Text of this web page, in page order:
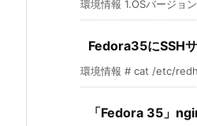
環境情報 1.OSバージ
Fedora35にSSH
環境情報 # cat /etc/
「Fedora 35」